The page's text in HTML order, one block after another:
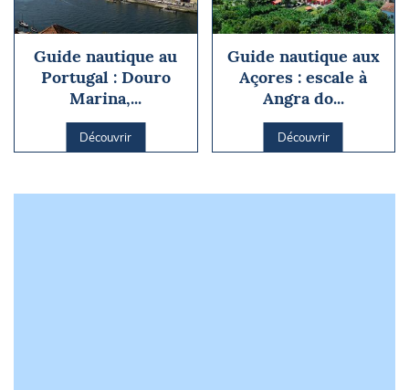
Guide nautique au
Portugal : Douro
Marina,...
Découvrir
Guide nautique aux
Açores : escale à
Angra do...
Découvrir